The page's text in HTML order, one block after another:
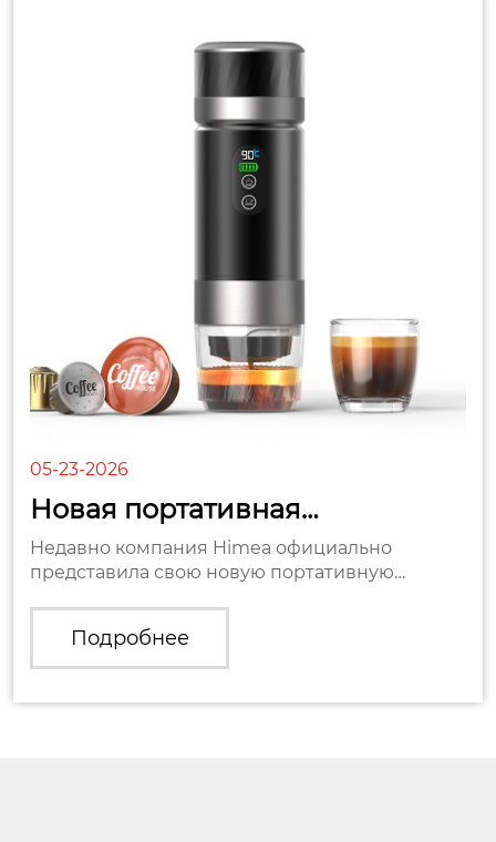
05-23-2026
Новая портативная
электрическая кофемашина «3
в...
Недавно компания Himea официально
представила свою новую портативную
Подробнее